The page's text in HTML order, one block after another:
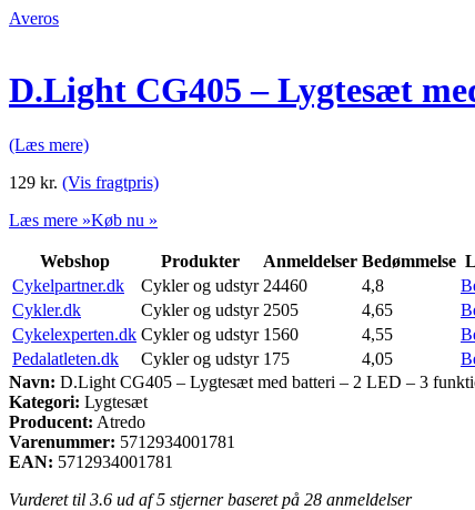
Averos
D.Light CG405 – Lygtesæt
(Læs mere)
129 kr. (Vis fragtpris)
Læs mere »Køb nu »
Webshop Produkter Anmeldelser Bedømmelse
Cykelpartner.dk
Cykler og udstyr 24460 4,8
Cykler.dk
Cykler og udstyr 2505 4,65
Cykelexperten.dk Cykler og udstyr 1560 4,55
Pedalatleten.dk
Cykler og udstyr 175 4,05
Navn: D.Light CG405 – Lygtesæt med batteri – 2 LED – 3
Kategori: Lygtesæt
Producent: Atredo
Varenummer: 5712934001781
EAN: 5712934001781
Vurderet til 3.6 ud af 5 stjerner baseret på 28 anmeldelser